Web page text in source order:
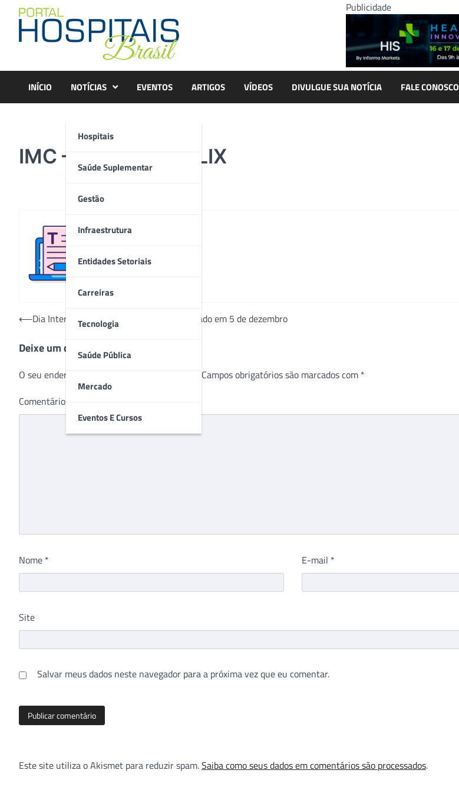
content
Publicidade
INÍCIO NOTÍCIAS
Hospitais
Saúde Suplementar
Gestão
Infraestrutura
Entidades Setoriais
Carreiras
Tecnologia
Saúde Pública
Mercado
Eventos E Cursos
EVENTOS ARTIGOS VÍDEOS DIVULGUE SUA NOTÍCIA FALE CONOSCO
IMC – FOTO DR. FELIX
Navegação
Post
⟵Dia Internacional do Voluntariado é lembrado em 5 de dezembro
Deixe um comentário
O seu endereço de e-mail não será publicado. Campos obrigatórios são marcados com *
Comentário
Nome * E-mail *
Site
Salvar meus dados neste navegador para a próxima vez que eu comentar.
Este site utiliza o Akismet para reduzir spam.Saiba como seus dados em comentários são processados.